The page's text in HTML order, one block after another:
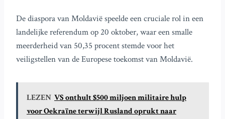
De diaspora van Moldavië speelde een cruciale rol in een
landelijke referendum op 20 oktober, waar een smalle
meerderheid van 50,35 procent stemde voor het
veiligstellen van de Europese toekomst van Moldavië.
LEZEN VS onthult $500 miljoen militaire hulp
voor Oekraïne terwijl Rusland oprukt naar